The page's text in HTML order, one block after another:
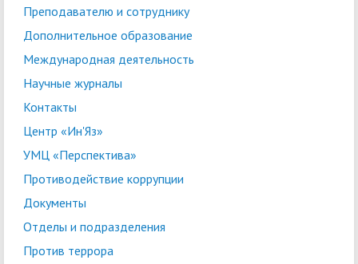
Преподавателю и сотруднику
Дополнительное образование
Международная деятельность
Научные журналы
Контакты
Центр «Ин'Яз»
УМЦ «Перспектива»
Противодействие коррупции
Документы
Отделы и подразделения
Против террора